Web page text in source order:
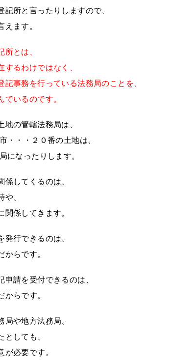
所と言ったりしますので、
ます。
とは、
るわけではなく、
事務を行っている法務局のことを、
いるのです。
の管轄法務局は、
・・・２０番の土地は、
になったりします。
係してくるのは、
、
係してきます。
行できるのは、
からです。
請を受付できるのは、
からです。
や地方法務局、
としても、
が必要です。